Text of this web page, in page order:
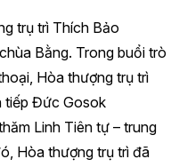
trụ trì Thích Bảo
Bằng. Trong buổi trò
Hòa thượng trụ trì
tiếp Đức Gosok
Linh Tiên tự – trung
Hòa thượng trụ trì đã